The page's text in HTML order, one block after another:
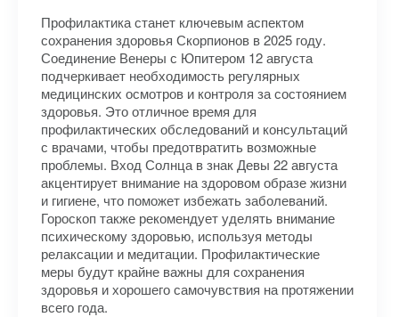
Профилактика станет ключевым аспектом
сохранения здоровья Скорпионов в 2025 году.
Соединение Венеры с Юпитером 12 августа
подчеркивает необходимость регулярных
медицинских осмотров и контроля за состоянием
здоровья. Это отличное время для
профилактических обследований и консультаций
с врачами, чтобы предотвратить возможные
проблемы. Вход Солнца в знак Девы 22 августа
акцентирует внимание на здоровом образе жизни
и гигиене, что поможет избежать заболеваний.
Гороскоп также рекомендует уделять внимание
психическому здоровью, используя методы
релаксации и медитации. Профилактические
меры будут крайне важны для сохранения
здоровья и хорошего самочувствия на протяжении
всего года.